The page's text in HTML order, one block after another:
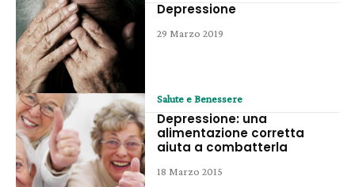
Depressione
29 Marzo 2019
Salute e Benessere
Depressione: una
alimentazione corretta
aiuta a combatterla
18 Marzo 2015